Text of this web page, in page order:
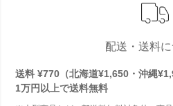
配送・送料
送料 ¥770（北海道¥1,650・沖縄
1万円以上で送料無料